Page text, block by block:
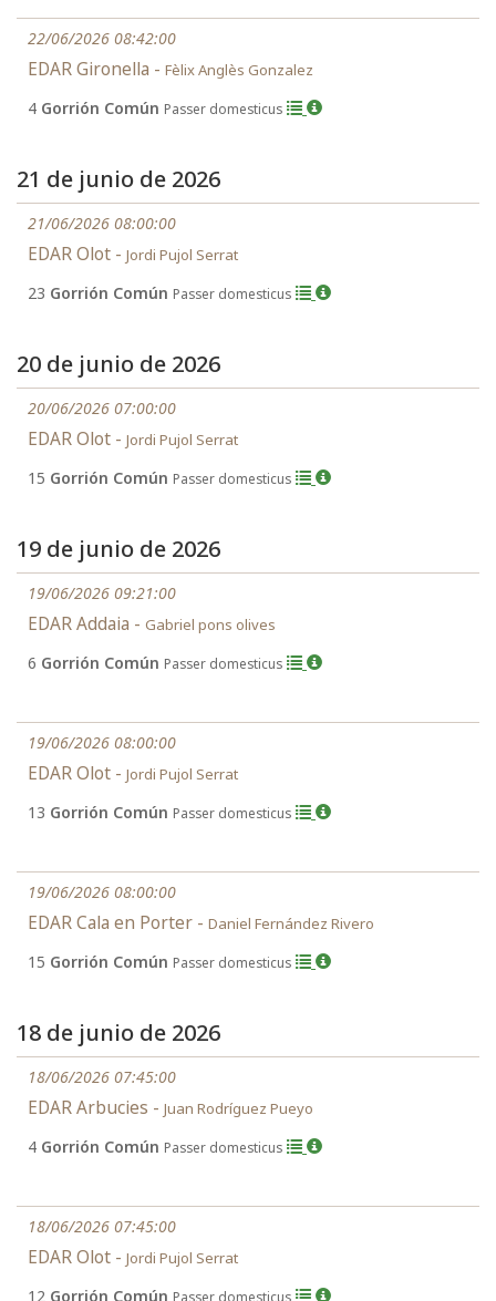
22/06/2026 08:42:00
EDAR Gironella - Fèlix Anglès Gonzalez
4 Gorrión Común Passer domesticus
21 de junio de 2026
21/06/2026 08:00:00
EDAR Olot - Jordi Pujol Serrat
23 Gorrión Común Passer domesticus
20 de junio de 2026
20/06/2026 07:00:00
EDAR Olot - Jordi Pujol Serrat
15 Gorrión Común Passer domesticus
19 de junio de 2026
19/06/2026 09:21:00
EDAR Addaia - Gabriel pons olives
6 Gorrión Común Passer domesticus
19/06/2026 08:00:00
EDAR Olot - Jordi Pujol Serrat
13 Gorrión Común Passer domesticus
19/06/2026 08:00:00
EDAR Cala en Porter - Daniel Fernández Rivero
15 Gorrión Común Passer domesticus
18 de junio de 2026
18/06/2026 07:45:00
EDAR Arbucies - Juan Rodríguez Pueyo
4 Gorrión Común Passer domesticus
18/06/2026 07:45:00
EDAR Olot - Jordi Pujol Serrat
12 Gorrión Común Passer domesticus